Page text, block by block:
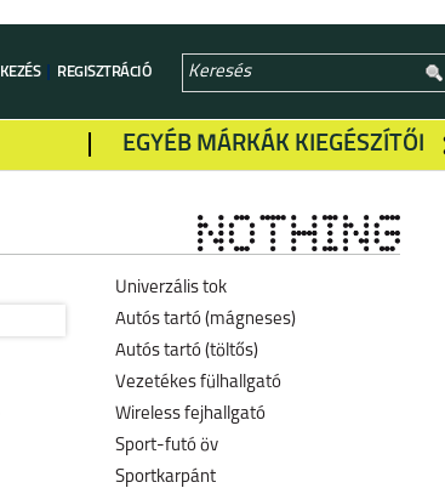
REGISZTRÁCIÓ
EGYÉB MÁRKÁK KIEGÉSZÍTŐI
Univerzális tok
Autós tartó (mágneses)
Autós tartó (töltős)
Vezetékes fülhallgató
Wireless fejhallgató
Sport-futó öv
Sportkarpánt